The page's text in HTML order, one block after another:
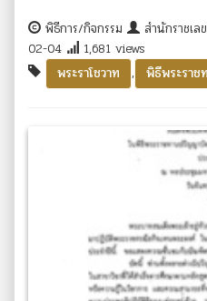
พิธีการ/กิจกรรม สำนักราชเล
02-04
1,681 views
พระราโชวาท
, พิธีพระรา